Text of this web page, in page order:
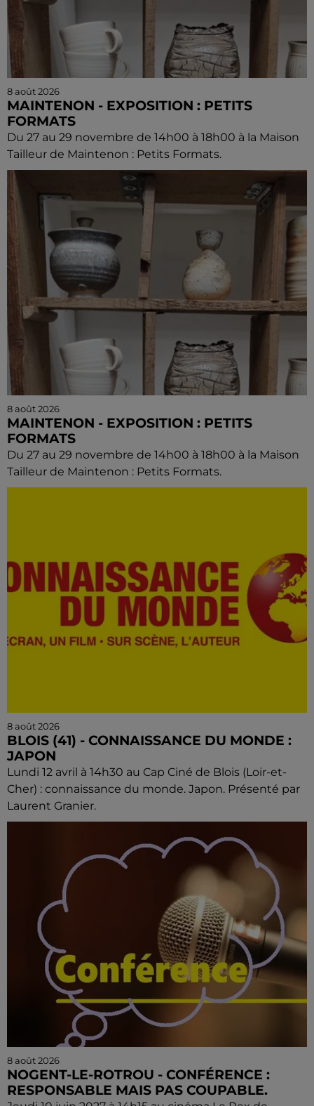
8 août 2026
MAINTENON - EXPOSITION : PETITS
FORMATS
Du 27 au 29 novembre de 14h00 à 18h00 à la Maison
Tailleur de Maintenon : Petits Formats.
8 août 2026
MAINTENON - EXPOSITION : PETITS
FORMATS
Du 27 au 29 novembre de 14h00 à 18h00 à la Maison
Tailleur de Maintenon : Petits Formats.
8 août 2026
BLOIS (41) - CONNAISSANCE DU MONDE :
JAPON
Lundi 12 avril à 14h30 au Cap Ciné de Blois (Loir-et-
Cher) : connaissance du monde. Japon. Présenté par
Laurent Granier.
8 août 2026
NOGENT-LE-ROTROU - CONFÉRENCE :
RESPONSABLE MAIS PAS COUPABLE.